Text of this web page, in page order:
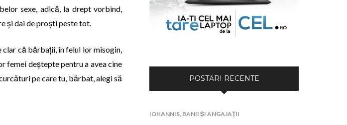
sexe, adică, la drept vorbind,
și dai de proști peste tot.
clar că bărbații, în felul lor misogin,
femei deștepte pentru a avea cine
pe care tu, bărbat, alegi să
POSTĂRI RECENTE
IOHANNIS, BANII ȘI ANGAJAȚII